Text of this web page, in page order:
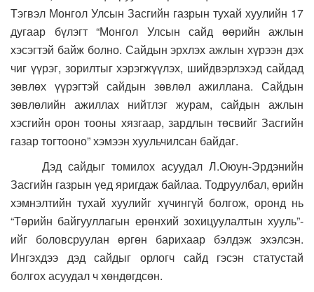
Тэгвэл Монгол Улсын Засгийн газрын тухай хуулийн 17
дугаар бүлэгт “Монгол Улсын сайд өөрийн ажлын
хэсэгтэй байж болно. Сайдын эрхлэх ажлын хүрээн дэх
чиг үүрэг, зорилтыг хэрэгжүүлэх, шийдвэрлэхэд сайдад
зөвлөх үүрэгтэй сайдын зөвлөл ажиллана. Сайдын
зөвлөлийн ажиллах нийтлэг журам, сайдын ажлын
хэсгийн орон тооны хязгаар, зардлын төсвийг Засгийн
газар тогтооно” хэмээн хуульчилсан байдаг.
Дэд сайдыг томилох асуудал Л.Оюун-Эрдэнийн
Засгийн газрын үед яригдаж байлаа. Тодруулбал, өрийн
хэмнэлтийн тухай хуулийг хүчингүй болгож, оронд нь
“Төрийн байгууллагын ерөнхий зохицуулалтын хууль”-
ийг боловсруулан өргөн барихаар бэлдэж эхэлсэн.
Ингэхдээ дэд сайдыг орлогч сайд гэсэн статустай
болгох асуудал ч хөндөгдсөн.